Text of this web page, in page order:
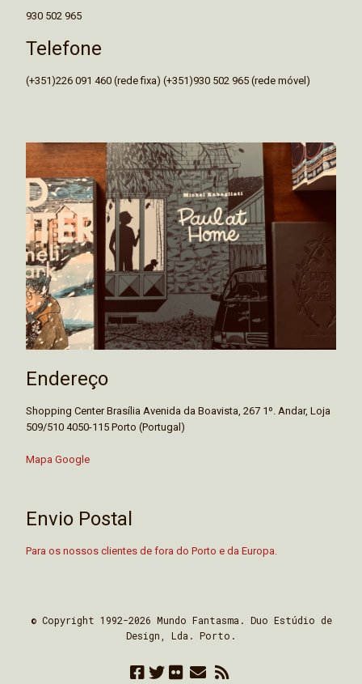
930 502 965
Telefone
(+351)226 091 460 (rede fixa) (+351)930 502 965 (rede móvel)
Endereço
Shopping Center Brasília Avenida da Boavista, 267 1º. Andar, Loja
509/510 4050-115 Porto (Portugal)
Mapa Google
Envio Postal
Para os nossos clientes de fora do Porto e da Europa.
© Copyright 1992-2026 Mundo Fantasma. Duo Estúdio de
Design, Lda. Porto.